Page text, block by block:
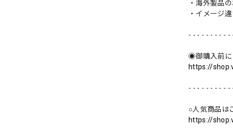
・海外製品
・イメージ
- - - - - - - - - -
◉御購入前に
https://
- - - - - - - - - -
○人気商品は
https://